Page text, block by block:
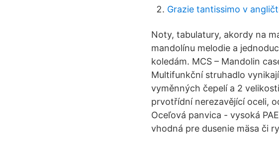
Grazie tantissimo v
Noty, tabulatury, akordy na
mandolínu melodie a
koledám. MCS – Mandolin
Multifunkční struhadlo
vyměnných čepelí a 2
prvotřídní nerezavějící oceli,
Oceľová panvica - vysoká
vhodná pre dusenie mäsa či